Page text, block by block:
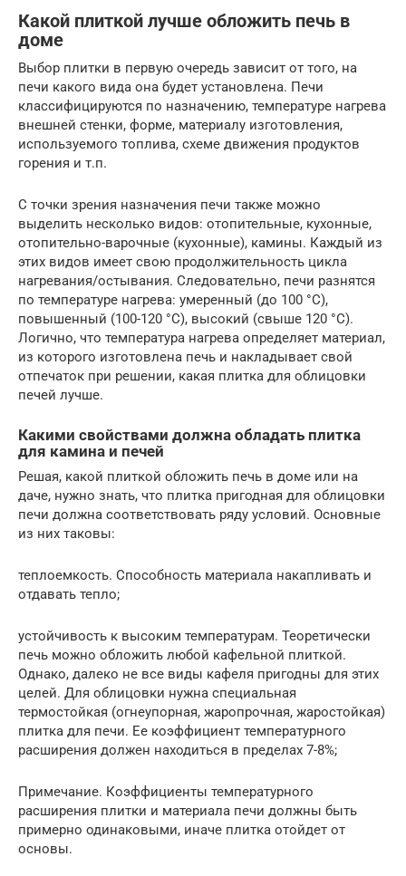
Какой плиткой лучше обложить печь в
доме
Выбор плитки в первую очередь зависит от того, на
печи какого вида она будет установлена. Печи
классифицируются по назначению, температуре нагрева
внешней стенки, форме, материалу изготовления,
используемого топлива, схеме движения продуктов
горения и т.п.
С точки зрения назначения печи также можно
выделить несколько видов: отопительные, кухонные,
отопительно-варочные (кухонные), камины. Каждый из
этих видов имеет свою продолжительность цикла
нагревания/остывания. Следовательно, печи разнятся
по температуре нагрева: умеренный (до 100 °С),
повышенный (100-120 °С), высокий (свыше 120 °С).
Логично, что температура нагрева определяет материал,
из которого изготовлена печь и накладывает свой
отпечаток при решении, какая плитка для облицовки
печей лучше.
Какими свойствами должна обладать плитка
для камина и печей
Решая, какой плиткой обложить печь в доме или на
даче, нужно знать, что плитка пригодная для облицовки
печи должна соответствовать ряду условий. Основные
из них таковы:
теплоемкость. Способность материала накапливать и
отдавать тепло;
устойчивость к высоким температурам. Теоретически
печь можно обложить любой кафельной плиткой.
Однако, далеко не все виды кафеля пригодны для этих
целей. Для облицовки нужна специальная
термостойкая (огнеупорная, жаропрочная, жаростойкая)
плитка для печи. Ее коэффициент температурного
расширения должен находиться в пределах 7-8%;
Примечание. Коэффициенты температурного
расширения плитки и материала печи должны быть
примерно одинаковыми, иначе плитка отойдет от
основы.